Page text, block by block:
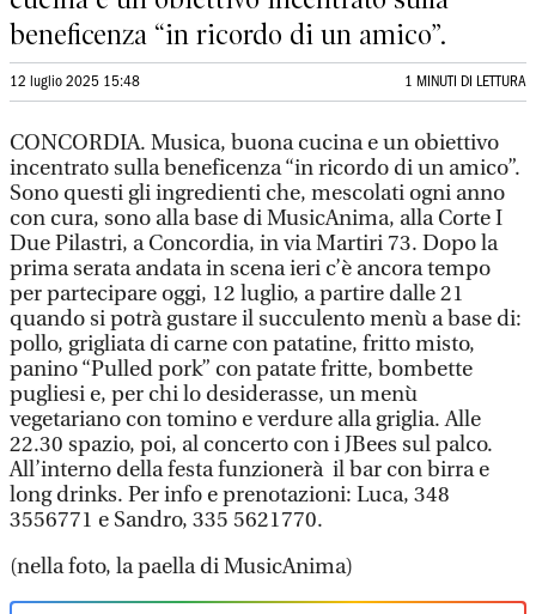
beneficenza “in ricordo di un amico”.
12 luglio 2025 15:48 1 MINUTI DI LETTURA
CONCORDIA. Musica, buona cucina e un obiettivo
incentrato sulla beneficenza “in ricordo di un amico”.
Sono questi gli ingredienti che, mescolati ogni anno
con cura, sono alla base di MusicAnima, alla Corte I
Due Pilastri, a Concordia, in via Martiri 73. Dopo la
prima serata andata in scena ieri c’è ancora tempo
per partecipare oggi, 12 luglio, a partire dalle 21
quando si potrà gustare il succulento menù a base di:
pollo, grigliata di carne con patatine, fritto misto,
panino “Pulled pork” con patate fritte, bombette
pugliesi e, per chi lo desiderasse, un menù
vegetariano con tomino e verdure alla griglia. Alle
22.30 spazio, poi, al concerto con i JBees sul palco.
All’interno della festa funzionerà il bar con birra e
long drinks. Per info e prenotazioni: Luca, 348
3556771 e Sandro, 335 5621770.
(nella foto, la paella di MusicAnima)